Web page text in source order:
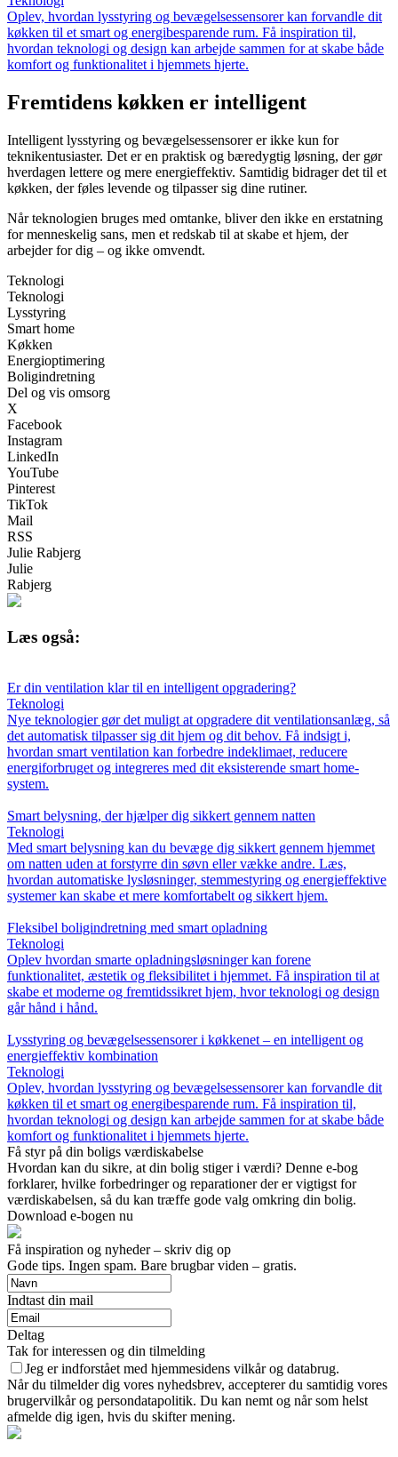
Oplev, hvordan lysstyring og bevægelsessensorer kan forvandle dit
køkken til et smart og energibesparende rum. Få inspiration til,
hvordan teknologi og design kan arbejde sammen for at skabe både
komfort og funktionalitet i hjemmets hjerte.
Fremtidens køkken er intelligent
Intelligent lysstyring og bevægelsessensorer er ikke kun for
teknikentusiaster. Det er en praktisk og bæredygtig løsning, der gør
hverdagen lettere og mere energieffektiv. Samtidig bidrager det til et
køkken, der føles levende og tilpasser sig dine rutiner.
Når teknologien bruges med omtanke, bliver den ikke en erstatning
for menneskelig sans, men et redskab til at skabe et hjem, der
arbejder for dig – og ikke omvendt.
Teknologi
Teknologi
Lysstyring
Smart home
Køkken
Energioptimering
Boligindretning
Del og vis omsorg
X
Facebook
Instagram
LinkedIn
YouTube
Pinterest
TikTok
Mail
RSS
Julie Rabjerg
Julie
Rabjerg
Læs også:
Er din ventilation klar til en intelligent opgradering?
Teknologi
Nye teknologier gør det muligt at opgradere dit ventilationsanlæg, så
det automatisk tilpasser sig dit hjem og dit behov. Få indsigt i,
hvordan smart ventilation kan forbedre indeklimaet, reducere
energiforbruget og integreres med dit eksisterende smart home-
system.
Smart belysning, der hjælper dig sikkert gennem natten
Teknologi
Med smart belysning kan du bevæge dig sikkert gennem hjemmet
om natten uden at forstyrre din søvn eller vække andre. Læs,
hvordan automatiske lysløsninger, stemmestyring og energieffektive
systemer kan skabe et mere komfortabelt og sikkert hjem.
Fleksibel boligindretning med smart opladning
Teknologi
Oplev hvordan smarte opladningsløsninger kan forene
funktionalitet, æstetik og fleksibilitet i hjemmet. Få inspiration til at
skabe et moderne og fremtidssikret hjem, hvor teknologi og design
går hånd i hånd.
Lysstyring og bevægelsessensorer i køkkenet – en intelligent og
energieffektiv kombination
Teknologi
Oplev, hvordan lysstyring og bevægelsessensorer kan forvandle dit
køkken til et smart og energibesparende rum. Få inspiration til,
hvordan teknologi og design kan arbejde sammen for at skabe både
komfort og funktionalitet i hjemmets hjerte.
Få styr på din boligs værdiskabelse
Hvordan kan du sikre, at din bolig stiger i værdi? Denne e-bog
forklarer, hvilke forbedringer og reparationer der er vigtigst for
værdiskabelsen, så du kan træffe gode valg omkring din bolig.
Download e-bogen nu
Få inspiration og nyheder – skriv dig op
Gode tips. Ingen spam. Bare brugbar viden – gratis.
Indtast din mail
Deltag
Tak for interessen og din tilmelding
Jeg er indforstået med hjemmesidens vilkår og databrug.
Når du tilmelder dig vores nyhedsbrev, accepterer du samtidig vores
brugervilkår og persondatapolitik. Du kan nemt og når som helst
afmelde dig igen, hvis du skifter mening.